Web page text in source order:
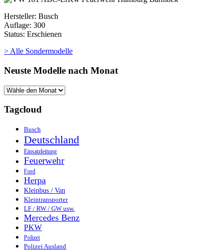
Hersteller: Busch
Auflage: 300
Status: Erschienen
> Alle Sondermodelle
Neuste Modelle nach Monat
Tagcloud
Busch
Deutschland
Einsatzleitung
Feuerwehr
Ford
Herpa
Kleinbus / Van
Kleintransporter
LF / RW / GW usw.
Mercedes Benz
PKW
Polizei
Polizei Ausland